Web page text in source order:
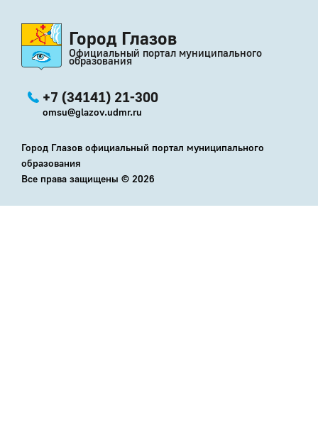
Город Глазов
Официальный портал муниципального
образования
+7 (34141) 21-300
omsu@glazov.udmr.ru
Город Глазов официальный портал муниципального
образования
Все права защищены © 2026